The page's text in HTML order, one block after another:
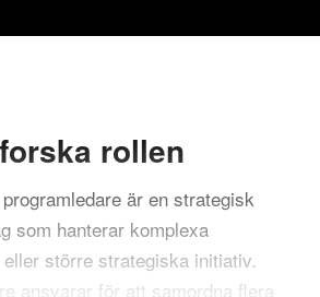
rollen
är en strategisk
som hanterar komplexa
större strategiska initiativ.
ansvarar för att samordna flera